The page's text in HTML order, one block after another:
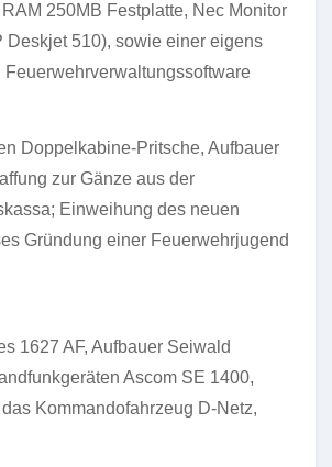
250MB Festplatte, Nec Monitor
Deskjet 510), sowie einer eigens
Feuerwehrverwaltungssoftware
Doppelkabine-Pritsche, Aufbauer
zur Gänze aus der
Einweihung des neuen
Gründung einer Feuerwehrjugend
1627 AF, Aufbauer Seiwald
Ascom SE 1400,
Kommandofahrzeug D-Netz,